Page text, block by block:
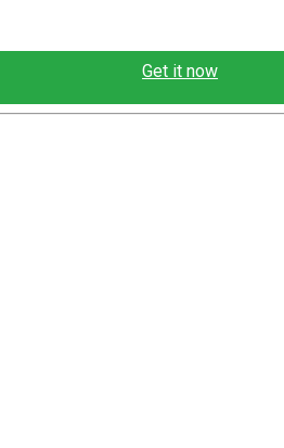
Get it now